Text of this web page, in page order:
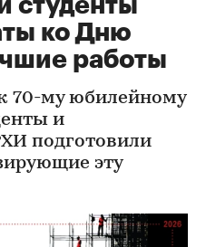
ко Дню
работы
70-му юбилейному
и
подготовили
эту